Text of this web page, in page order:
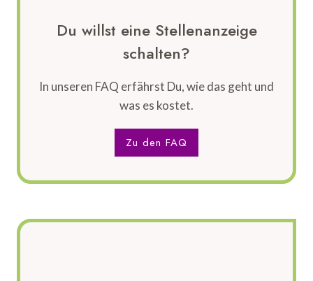
Du willst eine Stellenanzeige
schalten?
In unseren FAQ erfährst Du, wie das geht und
was es kostet.
Zu den FAQ